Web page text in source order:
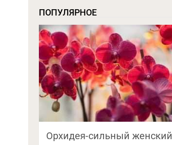
ПОПУЛЯРНОЕ
Орхидея-сильный женский